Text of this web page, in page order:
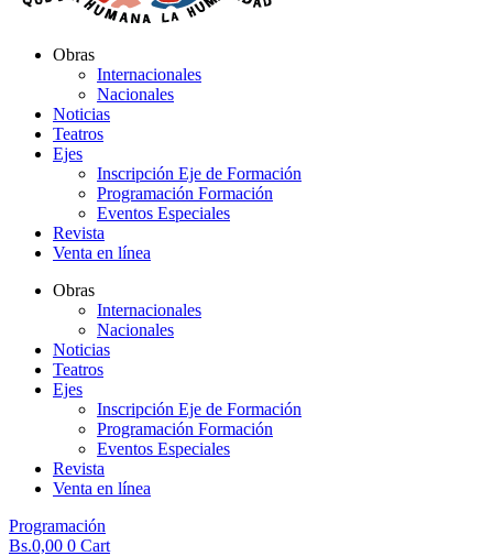
Obras
Internacionales
Nacionales
Noticias
Teatros
Ejes
Inscripción Eje de Formación
Programación Formación
Eventos Especiales
Revista
Venta en línea
Obras
Internacionales
Nacionales
Noticias
Teatros
Ejes
Inscripción Eje de Formación
Programación Formación
Eventos Especiales
Revista
Venta en línea
Programación
Bs.0,00 0 Cart